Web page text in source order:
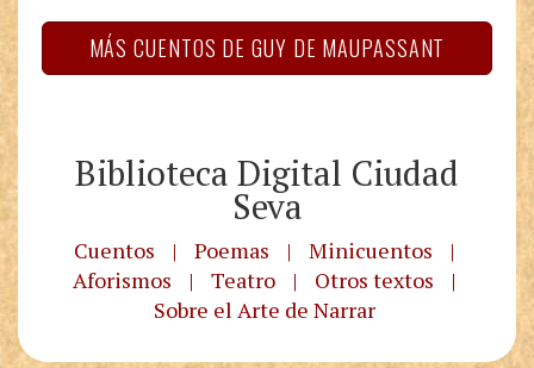
MÁS CUENTOS DE GUY DE MAUPASSANT
Biblioteca Digital Ciudad
Seva
Cuentos | Poemas | Minicuentos
|
Aforismos
| Teatro | Otros textos
|
Sobre el Arte de Narrar